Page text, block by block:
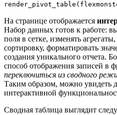
На странице отображается
Набор данных готов к работе:
поля в сетке, изменять
сортировку, форматировать
создания уникального отчета.
способ отображения записей в
переключиться из сводного
Таким образом, можно увидеть
интерактивной
Сводная таблица выглядит